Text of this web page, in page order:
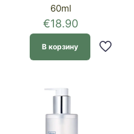
60ml
€18.90
В корзину